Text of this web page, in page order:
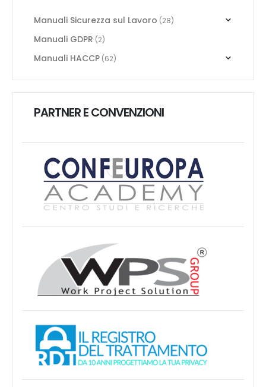
Manuali Sicurezza sul Lavoro (28)
Manuali GDPR (2)
Manuali HACCP (62)
PARTNER E CONVENZIONI